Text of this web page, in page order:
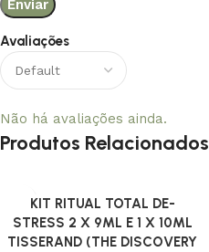
Avaliações
Não há avaliações ainda.
Produtos Relacionados
KIT RITUAL TOTAL DE-
STRESS 2 X 9ML E 1 X 10ML
TISSERAND (THE DISCOVERY